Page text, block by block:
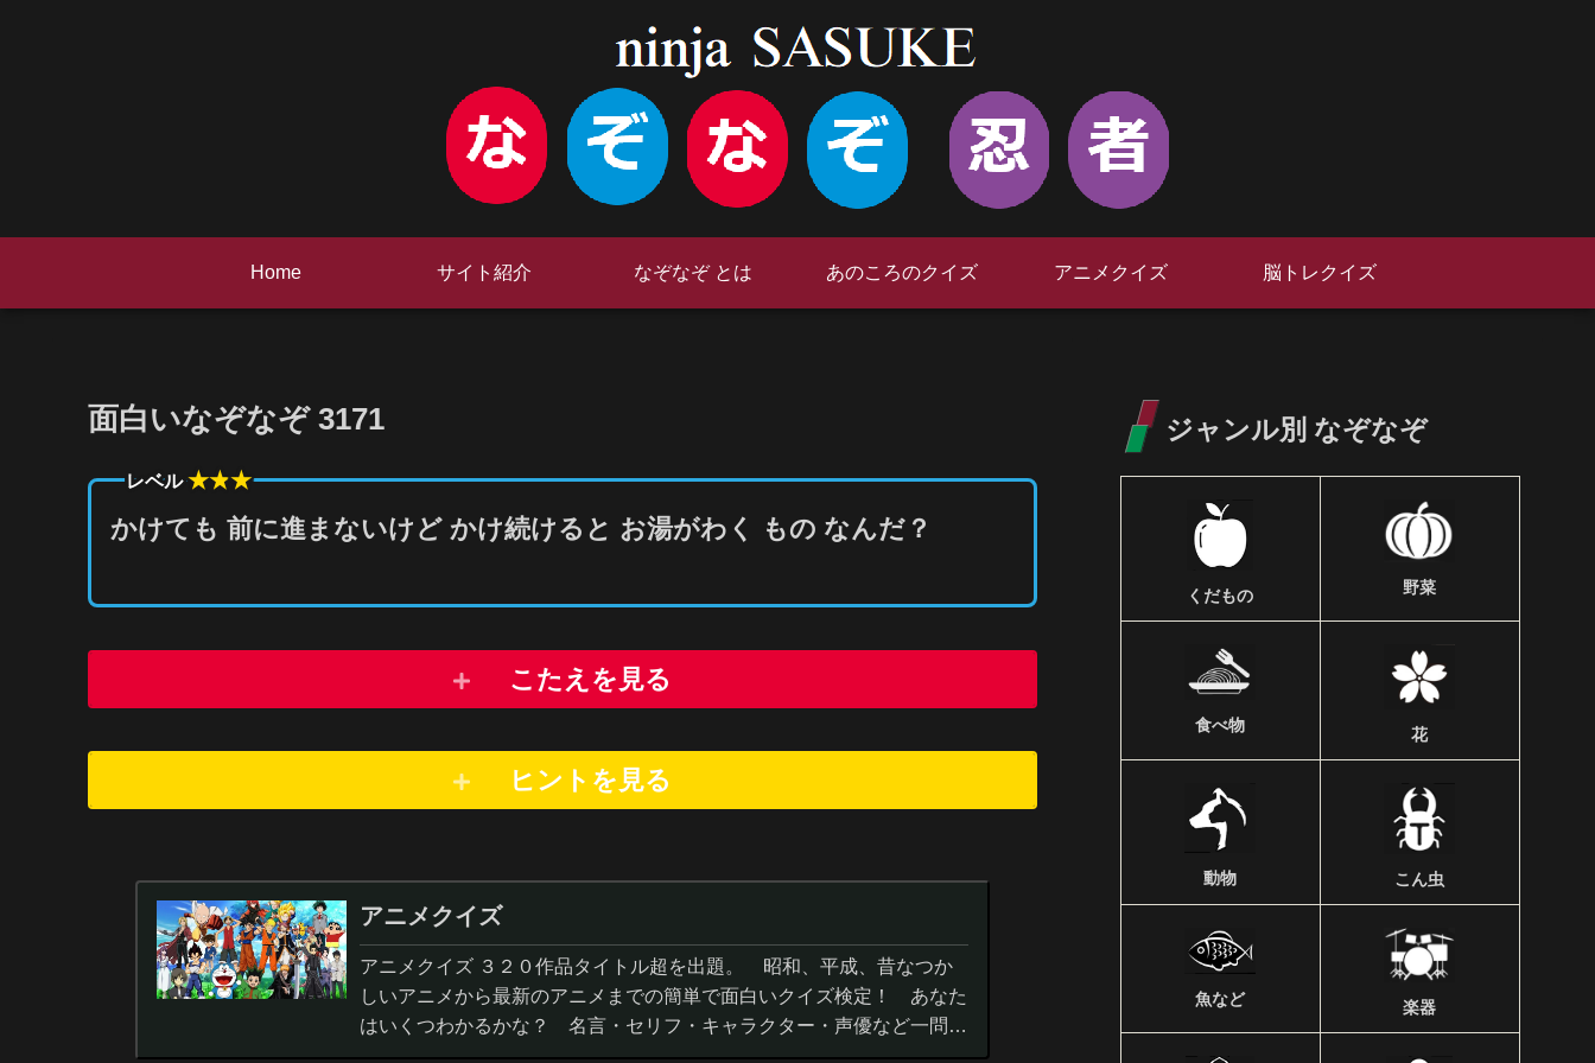
Home サイト紹介 なぞなぞ とは あのころのクイズ アニメクイズ 脳トレクイズ
面白いなぞなぞ 3171
レベル★★★
かけても 前に進まないけど かけ続けると お湯がわく もの なんだ？
こたえを見る
ヒントを 見る
アニメクイズ
アニメクイズ ３２０作品タイトル超を出題。 昭和、平成、昔なつか
しいアニメから最新のアニメまでの簡単で面白いクイズ検定！ あなた
はいくつわかるかな？ 名言・セリフ・キャラクター・声優など一問一
答から3択・4択問題までの小学生の簡単問題から難...
ジャンル別 なぞなぞ
くだもの 野菜
食べ物 花
動物 こん虫
魚など 楽器